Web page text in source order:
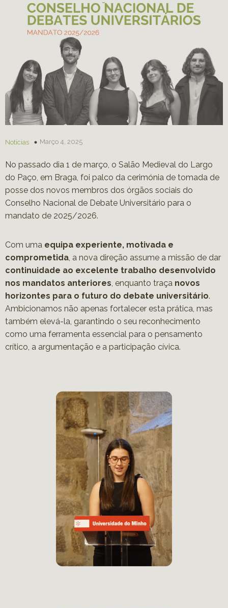
Notícias Março 4, 2025
No passado dia 1 de março, o Salão Medieval do Largo
do Paço, em Braga, foi palco da cerimónia de tomada de
posse dos novos membros dos órgãos sociais do
Conselho Nacional de Debate Universitário para o
mandato de 2025/2026.
Com uma equipa experiente, motivada e
comprometida , a nova direção assume a missão de dar
continuidade ao excelente trabalho desenvolvido
nos mandatos anteriores , enquanto traça novos
horizontes para o futuro do debate universitário.
Ambicionamos não apenas fortalecer esta prática, mas
também elevá-la, garantindo o seu reconhecimento
como uma ferramenta essencial para o pensamento
crítico, a argumentação e a participação cívica.